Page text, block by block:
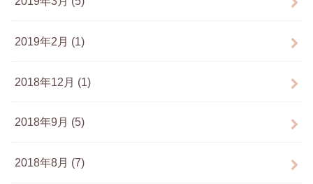
2019年2月 (1)
2018年12月 (1)
2018年9月 (5)
2018年8月 (7)